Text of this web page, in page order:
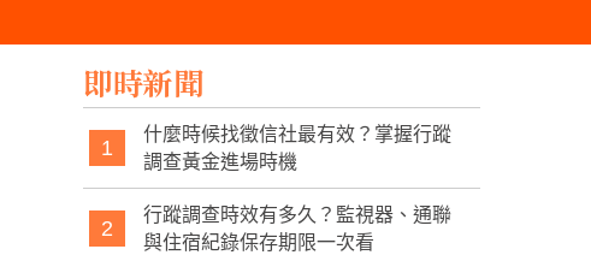
即時新聞
1
什麼時候找徵信社最有效？掌握行蹤
調查黃金進場時機
2
行蹤調查時效有多久？監視器、通聯
與住宿紀錄保存期限一次看